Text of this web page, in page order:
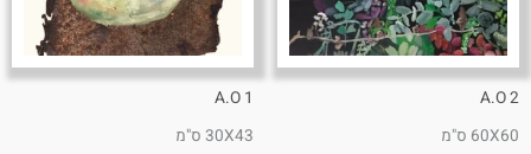
A.O 2
60X60 ס"מ
A.O 1
30X43 ס"מ